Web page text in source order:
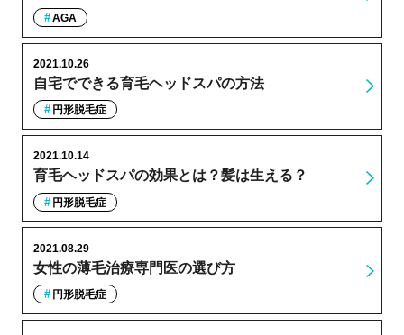
AGA
自宅でできる育毛ヘッドスパの方法
2021.10.26
円形脱毛症
育毛ヘッドスパの効果とは？髪は生える？
2021.10.14
円形脱毛症
女性の薄毛治療専門医の選び方
2021.08.29
円形脱毛症